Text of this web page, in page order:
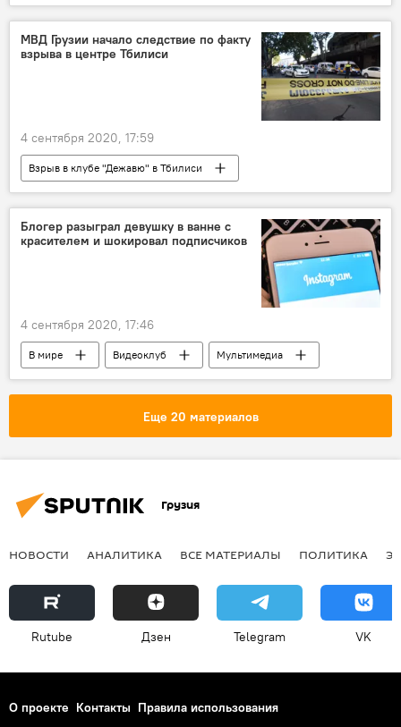
НОВОСТИ
Грузия
ПРОИСШЕСТВИЯ
МВД Грузии начало следствие по факту
взрыва в центре Тбилиси
4 сентября 2020, 17:59
Взрыв в клубе "Дежавю" в Тбилиси
ОБЩЕСТВО
Грузия
ПРОИСШЕСТВИЯ
НОВОСТИ
Тбилиси
Блогер разыграл девушку в ванне с
красителем и шокировал подписчиков
4 сентября 2020, 17:46
В мире Видеоклуб
Мультимедиа
ОБЩЕСТВО
Еще 20 материалов
Грузия
НОВОСТИ АНАЛИТИКА ВСЕ МАТЕРИАЛЫ ПОЛИТИКА
Rutube Дзен Telegram VK
О проекте Контакты Правила использования